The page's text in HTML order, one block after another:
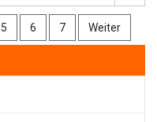
5 6 7 Weiter